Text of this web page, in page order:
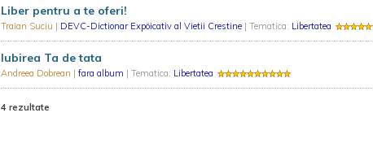
Liber pentru a te oferi!
Traian Suciu | DEVC-Dictionar Expöicativ al Vietii Crestine | Tematica: Libertatea
Iubirea Ta de tata
Andreea Dobrean | fara album | Tematica: Libertatea
4 rezultate